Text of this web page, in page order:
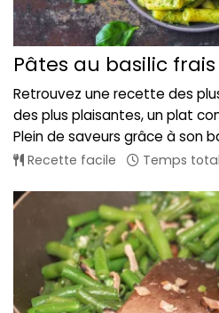
Pâtes au basilic frais
Retrouvez une recette des
des plus plaisantes, un plat
Plein de saveurs grâce à son
Recette facile Temps